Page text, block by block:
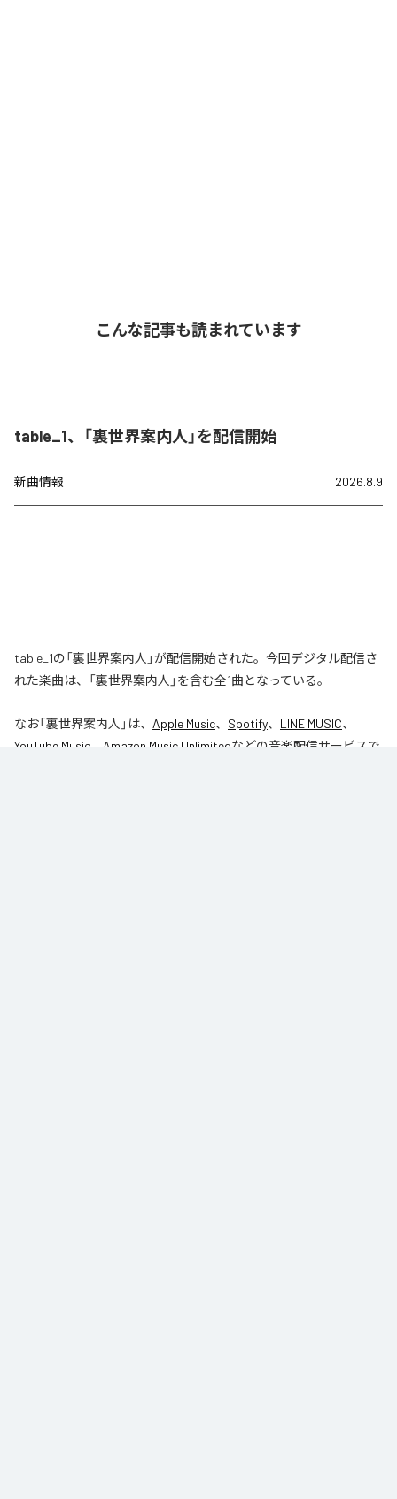
こんな記事も読まれています
table_1、「裏世界案内人」を配信開始
新曲情報 2026.8.9
table_1の「裏世界案内人」が配信開始された。今回デジタル配信さ
れた楽曲は、「裏世界案内人」を含む全1曲となっている。
なお「裏世界案内人 」は、 Apple Music、 Spotify、 LINE MUSIC、
YouTube Music
Amazon Music Unlimitedなどの音楽配信サービスで